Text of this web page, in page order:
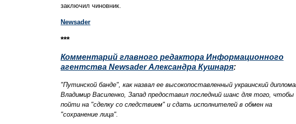
заключил чиновник.
Newsader
***
Комментарий главного редактора Информационного
агентства Newsader Александра Кушнаря:
"Путинской банде", как назвал ее высокопоставленный украинский
Владимир Василенко, Запад предоставил последний шанс для того, чтобы
пойти на "сделку со следствием" и сдать исполнителей в обмен на
"сохранение лица".